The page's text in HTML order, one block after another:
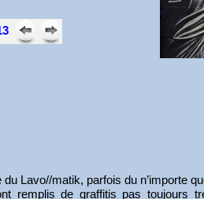
Lavo//matik, parfois du n’importe
remplis de graffitis pas toujours